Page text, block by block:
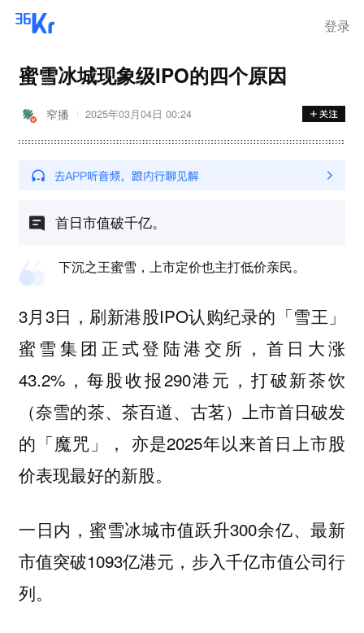
登录
蜜雪冰城现象级IPO的四个原因
窄播 2025年03月04日 00:24
首日市值破千亿。
下沉之王蜜雪，上市定价也主打低价亲民。
3月3日，刷新港股IPO认购纪录的「雪王」
蜜雪集团正式登陆港交所，首日大涨
43.2%，每股收报290港元，打破新茶饮
（奈雪的茶、茶百道、古茗）上市首日破发
的「魔咒」， 亦是2025年以来首日上市股
价表现最好的新股。
一日内，蜜雪冰城市值跃升300余亿、最新
市值突破1093亿港元，步入千亿市值公司行
列。